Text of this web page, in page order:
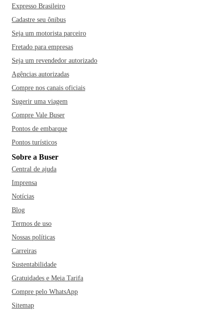
Expresso Brasileiro
Cadastre seu ônibus
Seja um motorista parceiro
Fretado para empresas
Seja um revendedor autorizado
Agências autorizadas
Compre nos canais oficiais
Sugerir uma viagem
Compre Vale Buser
Pontos de embarque
Pontos turísticos
Sobre a Buser
Central de ajuda
Imprensa
Notícias
Blog
Termos de uso
Nossas políticas
Carreiras
Sustentabilidade
Gratuidades e Meia Tarifa
Compre pelo WhatsApp
Sitemap